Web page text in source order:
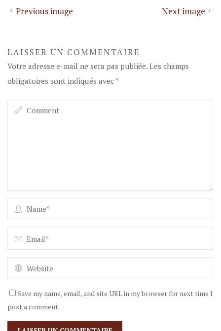
Previous image Next image
LAISSER UN COMMENTAIRE
Votre adresse e-mail ne sera pas publiée. Les champs
obligatoires sont indiqués avec *
Save my name, email, and site URL in my browser for next time I
post a comment.